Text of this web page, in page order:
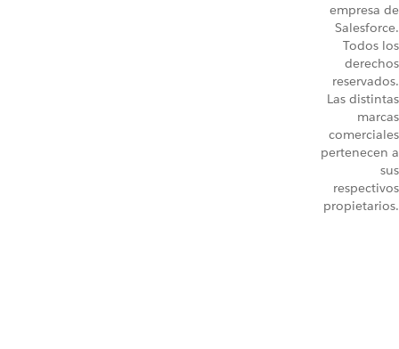
empresa de
Salesforce.
Todos los
derechos
reservados.
Las distintas
marcas
comerciales
pertenecen a
sus
respectivos
propietarios.